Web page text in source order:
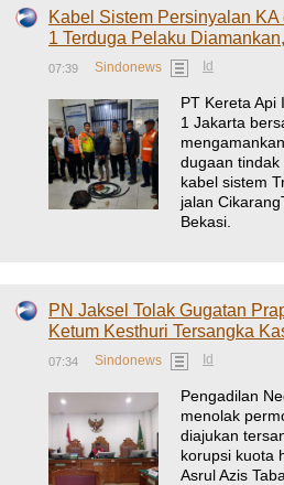
Kabel Sistem Persinyalan
1 Terduga Pelaku
07:39 Sindonews Id
PT Kereta Api
1 Jakarta
dugaan
kabel sistem
jalan
Bekasi.
PN Jaksel Tolak Gugatan
Ketum Kesthuri Tersangka
07:34 Sindonews Id
Pengadilan
menolak
diajukan
korupsi kuota
Asrul Azis